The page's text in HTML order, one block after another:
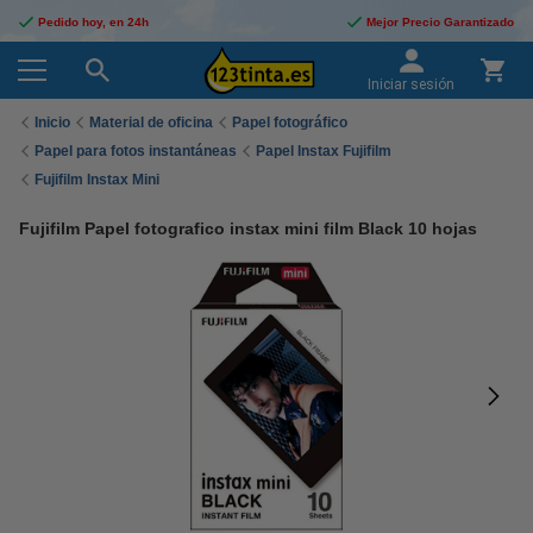
Pedido hoy, en 24h Mejor Precio Garantizado
Iniciar sesión
Inicio Material de oficina
Papel fotográfico
Papel para fotos instantáneas
Papel Instax Fujifilm
Fujifilm Instax Mini
Fujifilm Papel fotografico instax mini film Black 10 hojas